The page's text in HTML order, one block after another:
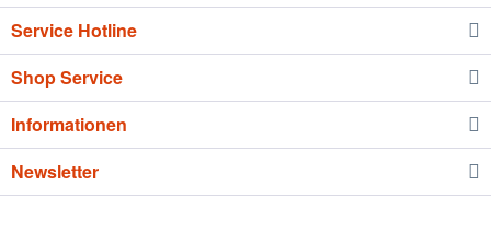
Service Hotline
Shop Service
Informationen
Newsletter